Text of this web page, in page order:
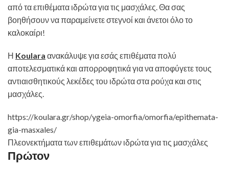
από τα επιθέματα ιδρώτα για τις μασχάλες. Θα σας
βοηθήσουν να παραμείνετε στεγνοί και άνετοι όλο το
καλοκαίρι!
Η Koulara ανακάλυψε για εσάς επιθέματα πολύ
αποτελεσματικά και απορροφητικά για να αποφύγετε τους
αντιαισθητικούς λεκέδες του ιδρώτα στα ρούχα και στις
μασχάλες.
https://koulara.gr/shop/ygeia-omorfia/omorfia/epithemata-
gia-masxales/
Πλεονεκτήματα των επιθεμάτων ιδρώτα για τις μασχάλες
Πρώτον